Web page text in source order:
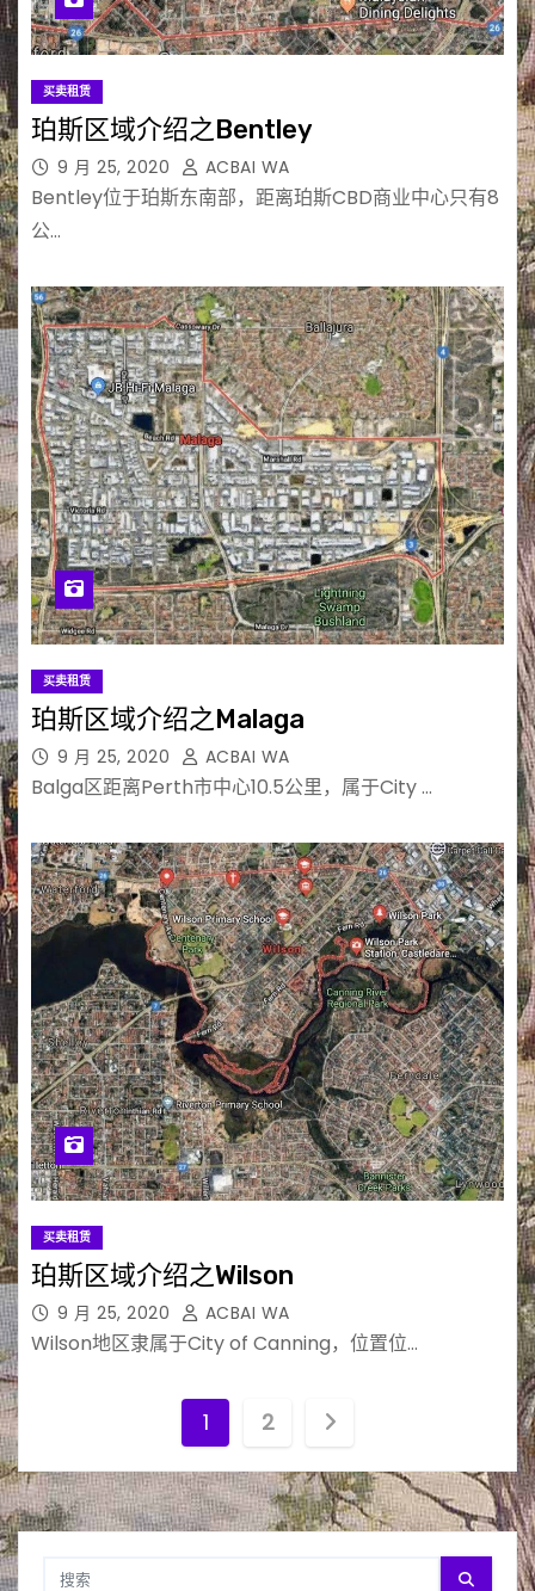
买卖租赁
珀斯区域介绍之Bentley
9 月 25, 2020 ACBAI WA
Bentley位于珀斯东南部，距离珀斯CBD商业中心只有8
公…
买卖租赁
珀斯区域介绍之Malaga
9 月 25, 2020 ACBAI WA
Balga区距离Perth市中心10.5公里，属于City …
买卖租赁
珀斯区域介绍之Wilson
9 月 25, 2020 ACBAI WA
Wilson地区隶属于City of Canning，位置位…
文
章
分
1 2